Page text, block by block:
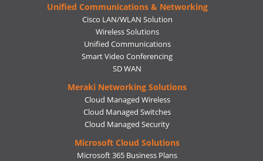
Unified Communications & Networking
Cisco LAN/WLAN Solution
Wireless Solutions
Unified Communications
Smart Video Conferencing
SD WAN
Meraki Networking Solutions
Cloud Managed Wireless
Cloud Managed Switches
Cloud Managed Security
Microsoft Cloud Solutions
Microsoft 365 Business Plans